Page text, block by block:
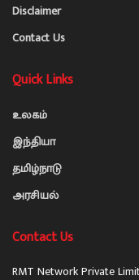
Disclaimer
Contact Us
Quick Links
உலகம்
இந்தியா
தமிழ்நாடு
அரசியல்
Contact Us
RMT Network Private